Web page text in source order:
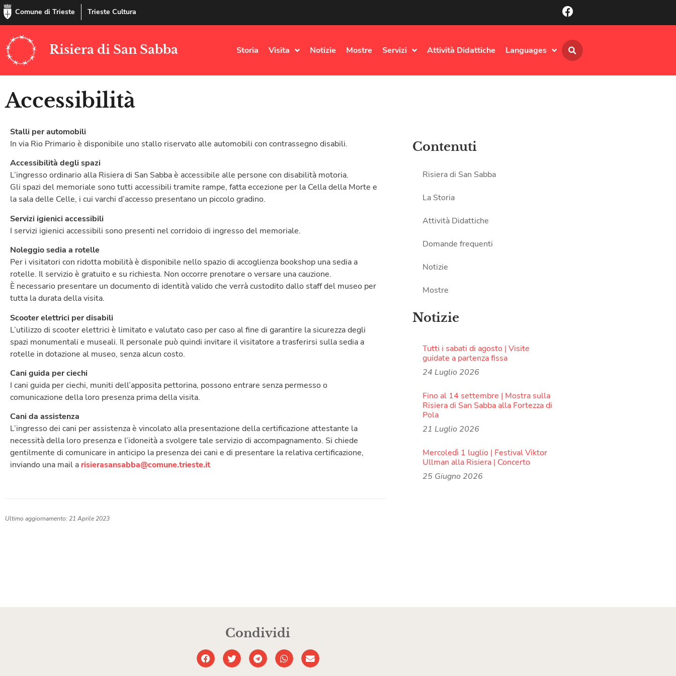
Comune di Trieste Trieste Cultura
Risiera di San Sabba Storia Visita Notizie Mostre Servizi Attività Didattiche Languages
Accessibilità
Stalli per automobili
In via Rio Primario è disponibile uno stallo riservato alle automobili con contrassegno disabili.
Accessibilità degli spazi
L’ingresso ordinario alla Risiera di San Sabba è accessibile alle persone con disabilità motoria.
Gli spazi del memoriale sono tutti accessibili tramite rampe, fatta eccezione per la Cella della Morte e
la sala delle Celle, i cui varchi d’accesso presentano un piccolo gradino.
Servizi igienici accessibili
I servizi igienici accessibili sono presenti nel corridoio di ingresso del memoriale.
Noleggio sedia a rotelle
Per i visitatori con ridotta mobilità è disponibile nello spazio di accoglienza bookshop una sedia a
rotelle. Il servizio è gratuito e su richiesta. Non occorre prenotare o versare una cauzione.
È necessario presentare un documento di identità valido che verrà custodito dallo staff del museo per
tutta la durata della visita.
Scooter elettrici per disabili
L’utilizzo di scooter elettrici è limitato e valutato caso per caso al fine di garantire la sicurezza degli
spazi monumentali e museali. Il personale può quindi invitare il visitatore a trasferirsi sulla sedia a
rotelle in dotazione al museo, senza alcun costo.
Cani guida per ciechi
I cani guida per ciechi, muniti dell’apposita pettorina, possono entrare senza permesso o
comunicazione della loro presenza prima della visita.
Cani da assistenza
L’ingresso dei cani per assistenza è vincolato alla presentazione della certificazione attestante la
necessità della loro presenza e l’idoneità a svolgere tale servizio di accompagnamento. Si chiede
gentilmente di comunicare in anticipo la presenza dei cani e di presentare la relativa certificazione,
inviando una mail a risierasansabba@comune.trieste.it
Ultimo aggiornamento: 21 Aprile 2023
Contenuti
Risiera di San Sabba
La Storia
Attività Didattiche
Domande frequenti
Notizie
Mostre
Notizie
Tutti i sabati di agosto | Visite
guidate a partenza fissa
24 Luglio 2026
Fino al 14 settembre | Mostra sulla
Risiera di San Sabba alla Fortezza di
Pola
21 Luglio 2026
Mercoledì 1 luglio | Festival Viktor
Ullman alla Risiera | Concerto
25 Giugno 2026
Condividi